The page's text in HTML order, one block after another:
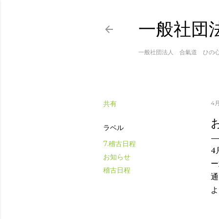
一般社
一般社団法人 合氣道 ひの
共有
ラベル
7.稽古日程
お知らせ
稽古日程
4
4